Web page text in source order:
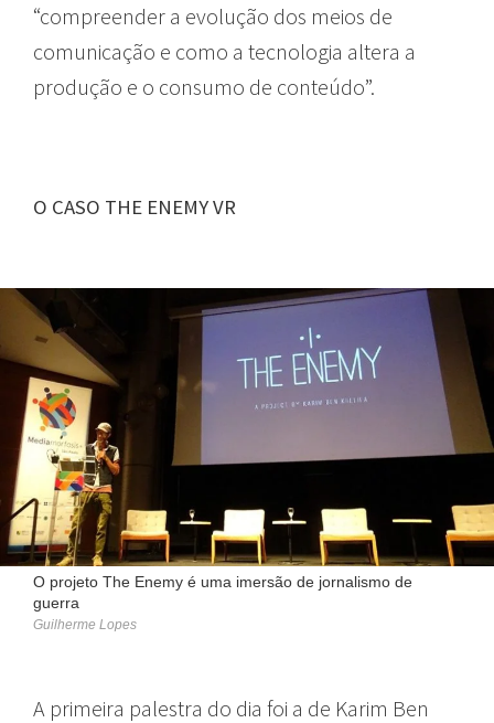
“compreender a evolução dos meios de
comunicação e como a tecnologia altera a
produção e o consumo de conteúdo”.
O CASO THE ENEMY VR
O projeto The Enemy é uma imersão de jornalismo de
guerra
Guilherme Lopes
A primeira palestra do dia foi a de Karim Ben